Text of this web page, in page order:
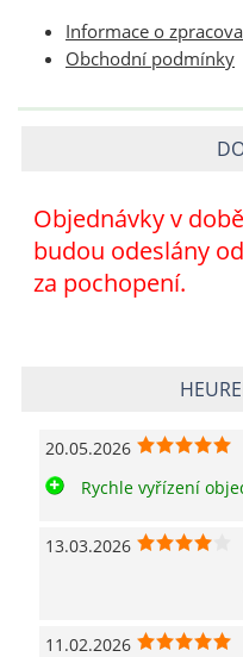
Informace o
Obchodní podmínky
Objednávky v
budou odeslány od
za pochopení.
20.05.2026
Rychle vyřízení
13.03.2026
11.02.2026